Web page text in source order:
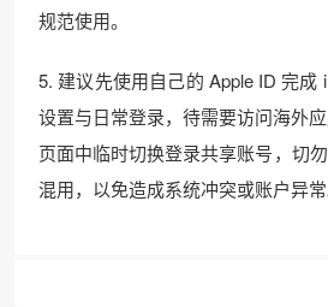
规范使用。
5. 建议先使用自己的 Apple ID 完成
设置与日常登录，待需要访问海外
页面中临时切换登录共享账号，切
混用，以免造成系统冲突或账户异常